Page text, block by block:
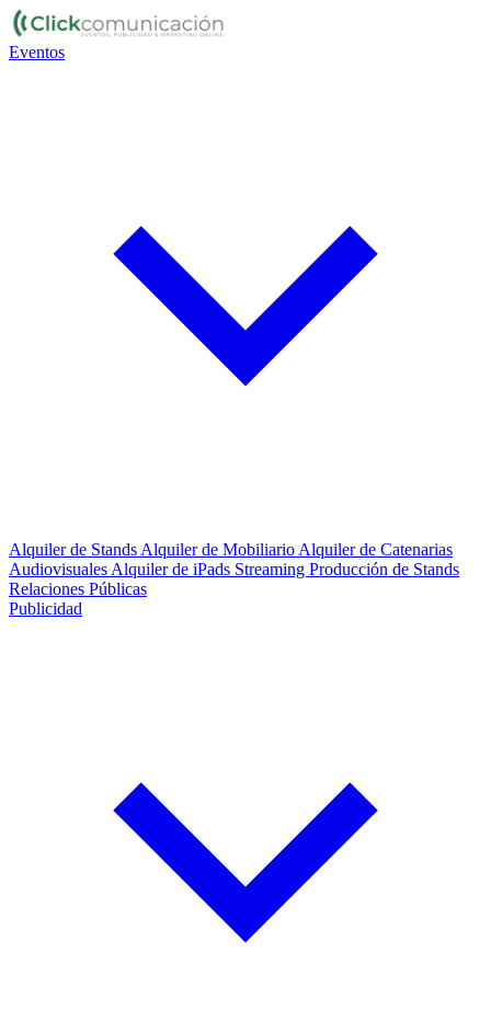
Eventos
Alquiler de Stands Alquiler de Mobiliario Alquiler de Catenarias
Audiovisuales Alquiler de iPads Streaming Producción de Stands
Relaciones Públicas
Publicidad